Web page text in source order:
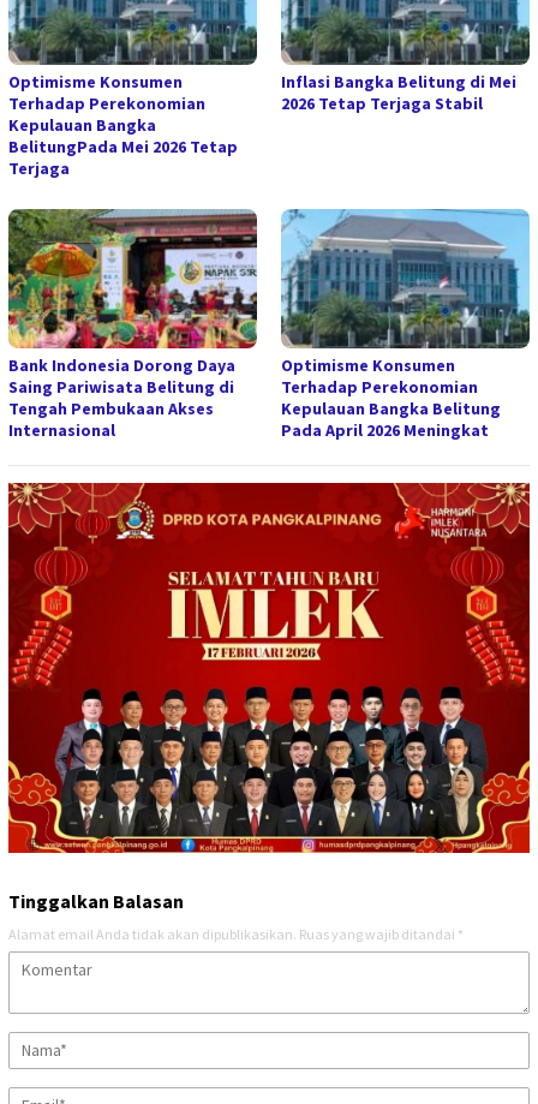
Optimisme Konsumen
Terhadap Perekonomian
Kepulauan Bangka
BelitungPada Mei 2026 Tetap
Terjaga
Inflasi Bangka Belitung di Mei
2026 Tetap Terjaga Stabil
Bank Indonesia Dorong Daya
Saing Pariwisata Belitung di
Tengah Pembukaan Akses
Internasional
Optimisme Konsumen
Terhadap Perekonomian
Kepulauan Bangka Belitung
Pada April 2026 Meningkat
Tinggalkan Balasan
Alamat email Anda tidak akan dipublikasikan. Ruas yang wajib ditandai *